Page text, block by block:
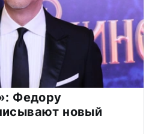
Федору
новый